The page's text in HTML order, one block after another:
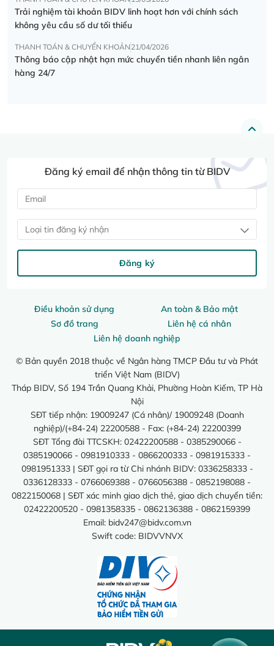
Trải nghiệm tài khoản BIDV linh hoạt hơn với chính sách
không yêu cầu số dư tối thiểu
THANH TOÁN & CHUYỂN KHOẢN 21/04/2026
Thông báo cập nhật hạn mức chuyển tiền nhanh liên ngân
hàng 24/7
Điều khoản sử dụng
An toàn & Bảo mật
Sơ đồ trang
Liên hệ cá nhân
Liên hệ doanh nghiệp
© Bản quyền 2018 thuộc về Ngân hàng TMCP Đầu tư và Phát
triển Việt Nam (BIDV)
Tháp BIDV, Số 194 Trần Quang Khải, Phường Hoàn Kiếm, TP Hà
Nội
SĐT tiếp nhận: 19009247 (Cá nhân)/ 19009248 (Doanh
nghiệp)/(+84-24) 22200588 - Fax: (+84-24) 22200399
SĐT Tổng đài TTCSKH: 02422200588 - 0385290066 -
0385190066 - 0981910333 - 0866200333 - 0981915333 -
0981951333 | SĐT gọi ra từ Chi nhánh BIDV: 0336258333 -
0336128333 - 0766069388 - 0766056388 - 0852198088 -
0822150068 | SĐT xác minh giao dịch thẻ, giao dịch chuyển tiền:
02422200520 - 0981358335 - 0862136388 - 0862159399
Email: bidv247@bidv.com.vn
Swift code: BIDVVNVX
Đăng ký email để nhận thông tin từ BIDV
Loại tin đăng ký nhận
Đăng ký